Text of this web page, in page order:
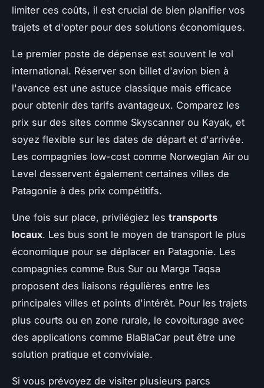
limiter ces coûts, il est crucial de bien planifier vos
trajets et d'opter pour des solutions économiques.
Le premier poste de dépense est souvent le vol
international. Réserver son billet d'avion bien à
l'avance est une astuce classique mais efficace
pour obtenir des tarifs avantageux. Comparez les
prix sur des sites comme Skyscanner ou Kayak, et
soyez flexible sur les dates de départ et d'arrivée.
Les compagnies low-cost comme Norwegian Air ou
Level desservent également certaines villes de
Patagonie à des prix compétitifs.
Une fois sur place, privilégiez les transports
locaux. Les bus sont le moyen de transport le plus
économique pour se déplacer en Patagonie. Les
compagnies comme Bus Sur ou Marga Taqsa
proposent des liaisons régulières entre les
principales villes et points d'intérêt. Pour les trajets
plus courts ou en zone rurale, le covoiturage avec
des applications comme BlaBlaCar peut être une
solution pratique et conviviale.
Si vous prévoyez de visiter plusieurs parcs